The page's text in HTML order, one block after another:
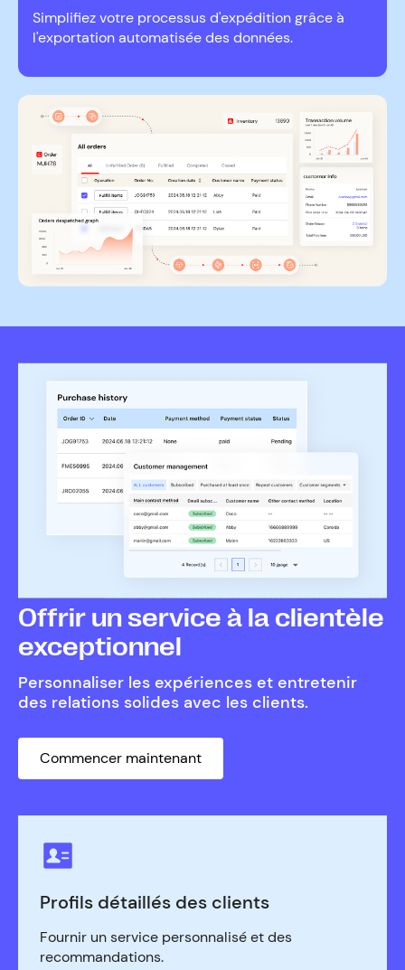
Simplifiez votre processus d'expédition grâce à
l'exportation automatisée des données.
Offrir un service à la clientèle
exceptionnel
Personnaliser les expériences et entretenir
des relations solides avec les clients.
Commencer maintenant
Profils détaillés des clients
Fournir un service personnalisé et des
recommandations.